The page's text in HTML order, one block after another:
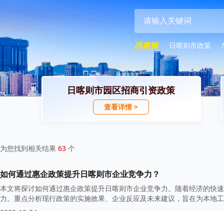
日喀则市政策
日喀则市园区招商引资政策
查看详情 >
为您找到相关结果 63 个
如何通过惠企政策提升日喀则市企业竞争力？
本文将探讨如何通过惠企政策提升日喀则市企业竞争力。随着经济的快
力。重点分析现行政策的实施效果、企业反应及未来建议，旨在为本地
飞。